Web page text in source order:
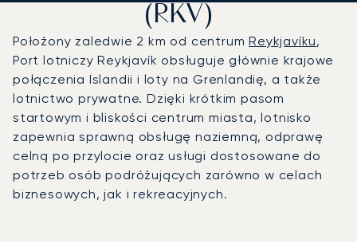
(RKV)
Położony zaledwie 2 km od centrumReykjavíku,
Port lotniczy Reykjavík obsługuje głównie krajowe
połączenia Islandii i loty na Grenlandię, a także
lotnictwo prywatne. Dzięki krótkim pasom
startowym i bliskości centrum miasta, lotnisko
zapewnia sprawną obsługę naziemną, odprawę
celną po przylocie oraz usługi dostosowane do
potrzeb osób podróżujących zarówno w celach
biznesowych, jak i rekreacyjnych.